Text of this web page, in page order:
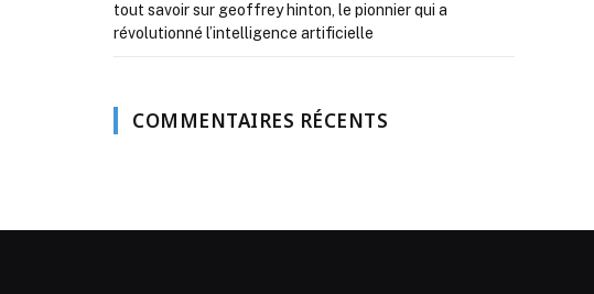
tout savoir sur geoffrey hinton, le pionnier qui a
révolutionné l’intelligence artificielle
COMMENTAIRES RÉCENTS